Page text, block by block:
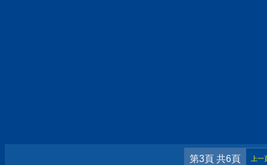
第3頁 共6頁 上一